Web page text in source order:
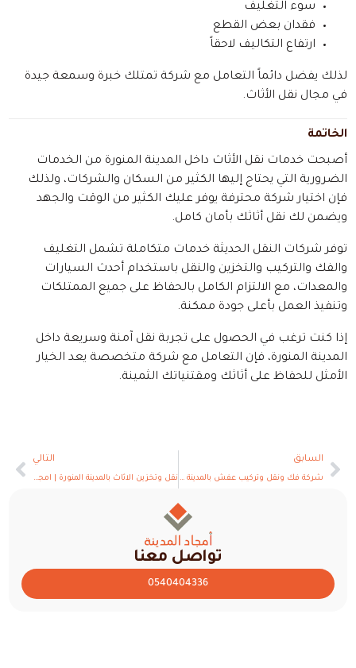
سوء التغليف
فقدان بعض القطع
ارتفاع التكاليف لاحقاً
لذلك يفضل دائماً التعامل مع شركة تمتلك خبرة وسمعة جيدة
في مجال نقل الأثاث.
الخاتمة
أصبحت خدمات نقل الأثاث داخل المدينة المنورة من الخدمات
الضرورية التي يحتاج إليها الكثير من السكان والشركات، ولذلك
فإن اختيار شركة محترفة يوفر عليك الكثير من الوقت والجهد
ويضمن لك نقل أثاثك بأمان كامل.
توفر شركات النقل الحديثة خدمات متكاملة تشمل التغليف
والفك والتركيب والتخزين والنقل باستخدام أحدث السيارات
والمعدات، مع الالتزام الكامل بالحفاظ على جميع الممتلكات
وتنفيذ العمل بأعلى جودة ممكنة.
إذا كنت ترغب في الحصول على تجربة نقل آمنة وسريعة داخل
المدينة المنورة، فإن التعامل مع شركة متخصصة يعد الخيار
الأمثل للحفاظ على أثاثك ومقتنياتك الثمينة.
السابق
شركة فك ونقل وتركيب عفش بالمدينة المنورة | امجاد المدينة لخدمات النقل المتكاملة
التالي
نقل وتخزين الاثاث بالمدينة المنورة | امجاد المدينة للحلول المتكاملة في النقل والتخزين
تواصل معنا
0540404336